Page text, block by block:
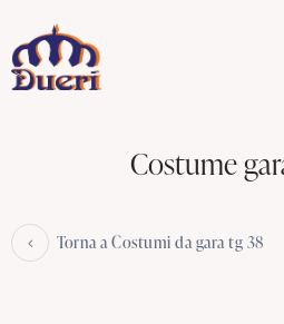
Costume
Torna a Costumi da gara tg 38